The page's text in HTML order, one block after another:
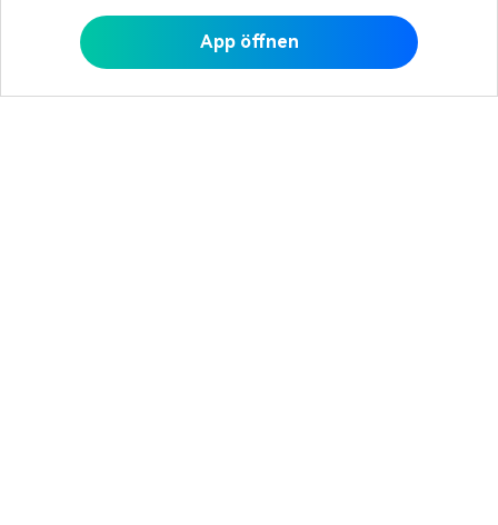
In MobileTrans öffnen
App öffnen
In MobileTrans öffnen